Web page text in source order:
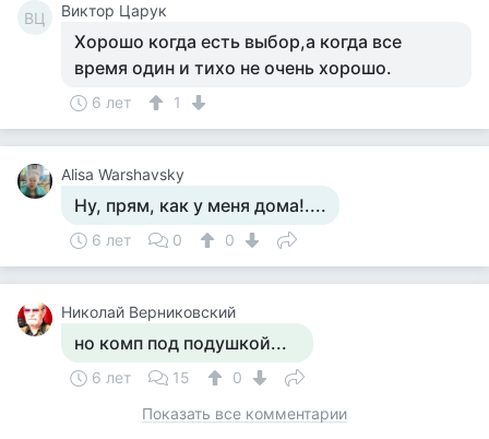
ВЦ Виктор Царук
Хорошо когда есть выбор,а когда все
время один и тихо не очень хорошо.
6 лет 1
Alisa Warshavsky
Ну, прям, как у меня дома!....
6 лет 0 0
Николай Верниковский
но комп под подушкой...
6 лет 15
0
Показать все комментарии